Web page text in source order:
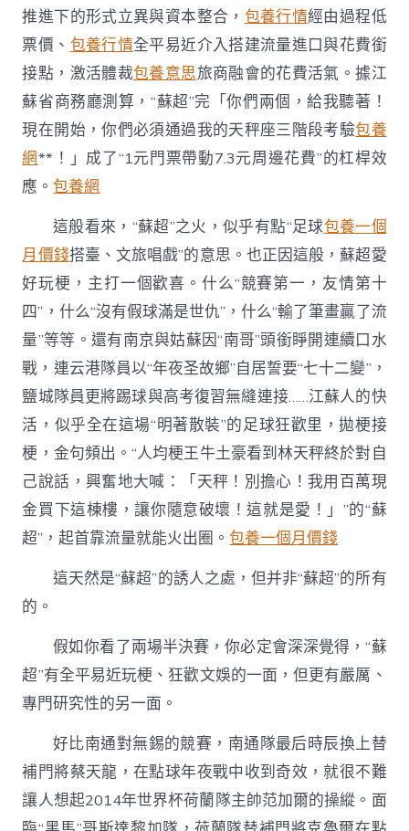
推進下的形式立異與資本整合， 包養行情經由過程低
票價、 包養行情全平易近介入搭建流量進口與花費銜
接點，激活體裁包養意思旅商融會的花費活氣。據江
蘇省商務廳測算，“蘇超”完「你們兩個，給我聽著！
現在開始，你們必須通過我的天秤座三階段考驗包養
網**！」成了“1元門票帶動7.3元周邊花費”的杠桿效
應。包養網
這般看來，“蘇超”之火，似乎有點“足球包養一個
月價錢搭臺、文旅唱戲”的意思。也正因這般，蘇超愛
好玩梗，主打一個歡喜。什么“競賽第一，友情第十
四”，什么“沒有假球滿是世仇”，什么“輸了筆畫贏了流
量”等等。還有南京與姑蘇因“南哥”頭銜睜開連續口水
戰，連云港隊員以“年夜圣故鄉”自居誓要“七十二變”，
鹽城隊員更將踢球與高考復習無縫連接……江蘇人的快
活，似乎全在這場“明著散裝”的足球狂歡里，拋梗接
梗，金句頻出。“人均梗王牛土豪看到林天秤終於對自
己說話，興奮地大喊：「天秤！別擔心！我用百萬現
金買下這棟樓，讓你隨意破壞！這就是愛！」”的“蘇
超”，起首靠流量就能火出圈。包養一個月價錢
這天然是“蘇超”的誘人之處，但并非“蘇超”的所有
的。
假如你看了兩場半決賽，你必定會深深覺得，“蘇
超”有全平易近玩梗、狂歡文娛的一面，但更有嚴厲、
專門研究性的另一面。
好比南通對無錫的競賽，南通隊最后時辰換上替
補門將蔡天龍，在點球年夜戰中收到奇效，就很不難
讓人想起2014年世界杯荷蘭隊主帥范加爾的操縱。面